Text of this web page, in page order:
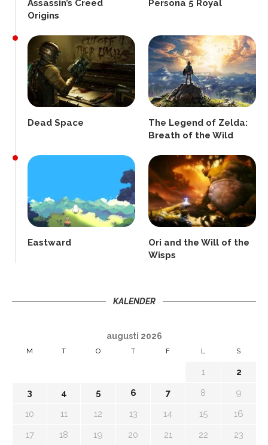
Assassin’s Creed
Origins
Persona 5 Royal
Dead Space
The Legend of Zelda:
Breath of the Wild
Eastward
Ori and the Will of the
Wisps
KALENDER
augusti 2026
M T O T F L S
1
2
3
4 5 6 7 8
9
10
11 12 13 14 15
16
17
18 19 20 21 22
23